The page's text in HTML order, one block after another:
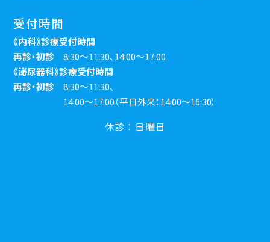
受付時間
《内科》診療受付時間
再診・初診
8:30～11:30、14:00～17:00
《泌尿器科》診療受付時間
再診・初診
8:30～11:30、
14:00～17:00（平日外来：14:00～16:30）
休診：日曜日